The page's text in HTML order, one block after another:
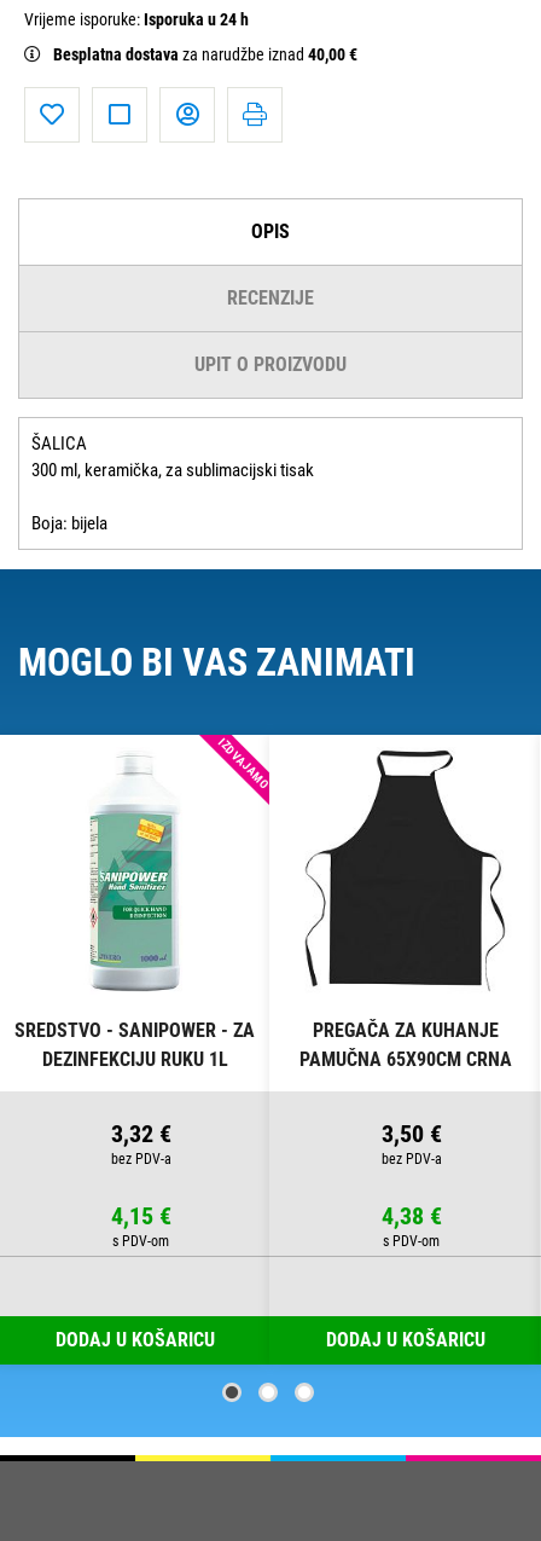
Vrijeme isporuke:Isporuka u 24 h
Besplatna dostava za narudžbe iznad 40,00 €
OPIS
RECENZIJE
UPIT O PROIZVODU
ŠALICA
300 ml, keramička, za sublimacijski tisak
Boja: bijela
MOGLO BI VAS ZANIMATI
IZDVAJAMO
SREDSTVO - SANIPOWER - ZA
DEZINFEKCIJU RUKU 1L
3,32 €
4,15 €
DODAJ U KOŠARICU
PREGAČA ZA KUHANJE
PAMUČNA 65X90CM CRNA
3,50 €
4,38 €
DODAJ U KOŠARICU